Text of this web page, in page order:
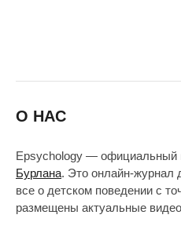
О НАС
Epsychology — официальный
Бурлана. Это онлайн-журнал
все о детском поведении с
размещены актуальные